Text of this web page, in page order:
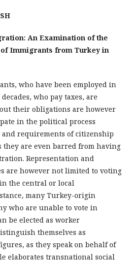
An Examination of the
Immigrants from Turkey in
who have been employed in
who pay taxes, are
their obligations are however
in the political process
requirements of citizenship
they are even barred from having
Representation and
are however not limited to voting
the central or local
many Turkey-origin
who are unable to vote in
be elected as worker
themselves as
as they speak on behalf of
elaborates transnational social